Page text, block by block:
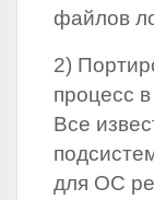
файлов
2)
процесс
Все
для ОС